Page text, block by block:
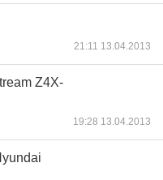
21:11 13.04.2013
Z4X-
19:28 13.04.2013